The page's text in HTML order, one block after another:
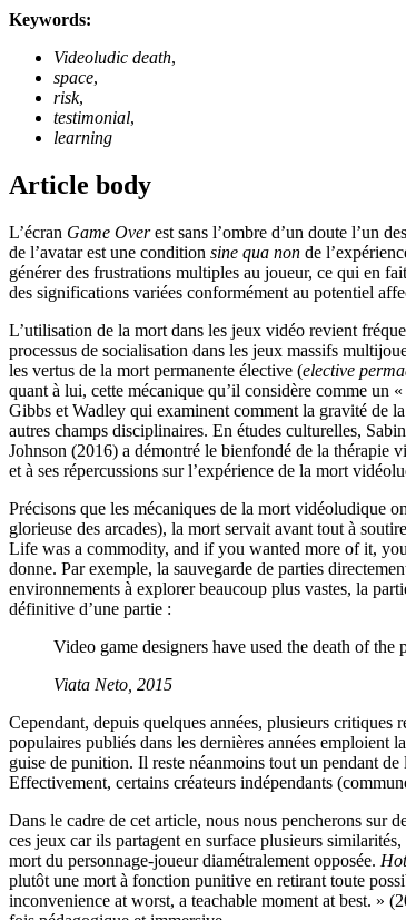
Keywords:
Videoludic death,
space,
risk,
testimonial,
learning
Article body
L’écran Game Overest sans l’ombre d’un doute l’un
de l’avatar est une condition sine qua non de
générer des frustrations multiples au joueur, ce qui en
des significations variées conformément au potentiel
L’utilisation de la mort dans les jeux vidéo revient
processus de socialisation dans les jeux massifs
les vertus de la mort permanente élective (elective
quant à lui, cette mécanique qu’il considère comme un
Gibbs et Wadley qui examinent comment la gravité de
autres champs disciplinaires. En études culturelles,
Johnson (2016) a démontré le bienfondé de la thérapie
et à ses répercussions sur l’expérience de la mort
Précisons que les mécaniques de la mort vidéoludique
glorieuse des arcades), la mort servait avant tout à
Life was a commodity, and if you wanted more of it,
donne. Par exemple, la sauvegarde de parties
environnements à explorer beaucoup plus vastes, la
définitive d’une partie :
Video game designers have used the death of
Viata Neto, 2015
Cependant, depuis quelques années, plusieurs
populaires publiés dans les dernières années emploient
guise de punition. Il reste néanmoins tout un pendant
Effectivement, certains créateurs indépendants
Dans le cadre de cet article, nous nous pencherons sur
ces jeux car ils partagent en surface plusieurs
mort du personnage-joueur diamétralement opposée.
plutôt une mort à fonction punitive en retirant toute
inconvenience at worst, a teachable moment at best. »